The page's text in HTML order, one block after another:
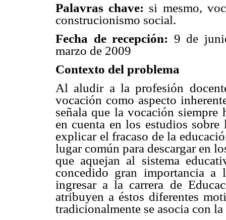
Palavras chave: si mesmo,
construcionismo social.
Fecha de recepción: 9 de
marzo de 2009
Contexto del problema
Al aludir a la profesión
vocación como aspecto
señala que la vocación siempre
en cuenta en los estudios
explicar el fracaso de la
lugar común para descargar en
que aquejan al sistema
concedido gran importancia a
ingresar a la carrera de
atribuyen a éstos diferentes
tradicionalmente se asocia con